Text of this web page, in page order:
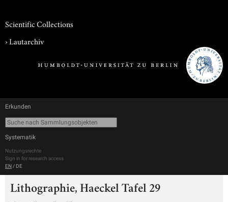
Scientific Collections
›Lautarchiv
Erkunden
Systematik
Nutzungsrechte
Sign in for research access
EN / DE
Lithographie, Haeckel Tafel 29